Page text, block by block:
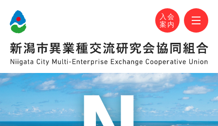
N-MEC 新潟市異業種交流研究会協同組合
おかげさまで設立30周年！
入会
案内
N-MEC